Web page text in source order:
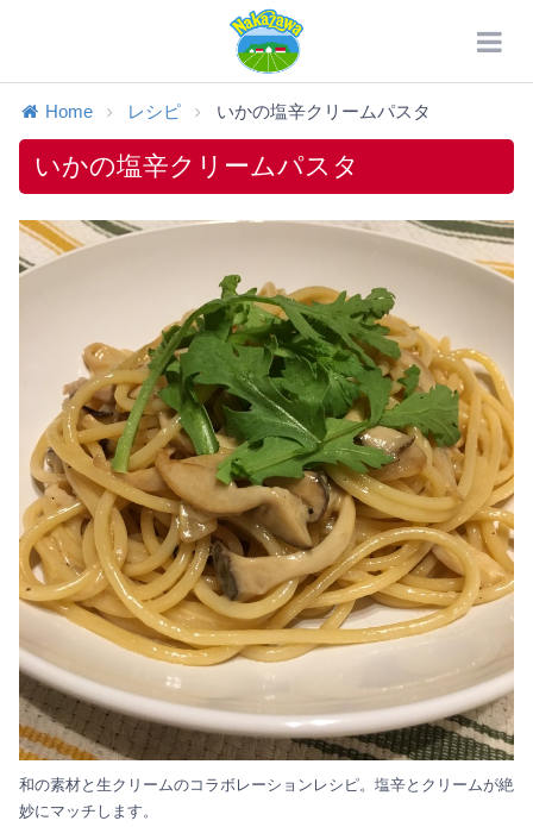
Home レシピ いかの塩辛クリームパスタ
いかの塩辛クリームパスタ
和の素材と生クリームのコラボレーションレシピ。塩辛とクリームが絶
妙にマッチします。